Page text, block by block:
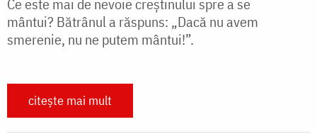
mântui? Bătrânul a răspuns: „Dacă nu avem
smerenie, nu ne putem mântui!”.
citește mai mult